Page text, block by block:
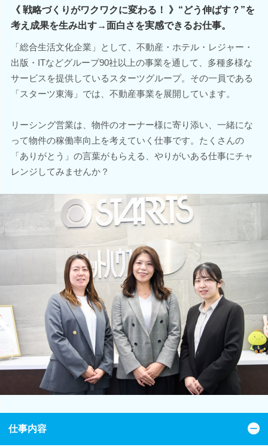
《 戦略づくりがワクワクに変わる！ 》“どう伸ばす？”を
考え成果を生み出す→面白さを実感できるお仕事。
「総合生活文化企業」として、不動産・ホテル・レジャー・
出版・ITなどグループ90社以上の事業を通して、多種多様な
サービスを提供しているスターツグループ。その一員である
「スターツ東海」では、不動産事業を展開しています。
リーシング営業は、物件のオーナー様に寄り添い、一緒にな
って物件の稼働率向上を考えていく仕事です。たくさんの
「ありがとう」の言葉がもらえる、やりがいある仕事にチャ
レンジしてみませんか？
仕事内容